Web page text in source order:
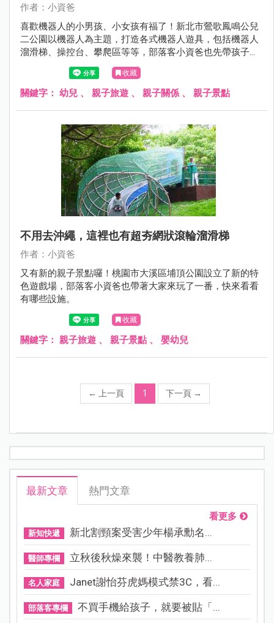
作者：小資爸
喜歡機器人的小男孩、小女孩有福了！新北市鶯歌鳳鳴公兒
二公園以機器人為主題，打造各式機器人遊具，包括機器人
溜滑梯、操控台、攀爬區等等，部落客小資爸也先帶孩子來
玩樂一番，快來看看吧～
收藏
關鍵字： 幼兒 、 親子旅遊 、 親子關係 、 親子景點
不用去沖繩，這裡也有超夯網狀滾輪溜滑梯
作者：小資爸
又有新的親子景點囉！桃園市大溪區埔頂公園設立了新的特
色遊戲場，部落客小資爸也帶著大家來玩了一番，快來看看
有哪些設施。
收藏
關鍵字： 親子旅遊 、 親子景點 、 嬰幼兒
← 上一頁 1 下一頁 →
最新文章 熱門文章
看更多
新知快遞 新北割頸案受害少年楊承勳名...
醫師專欄 立秋後秋燥來襲！中醫教養肺...
名人家庭 Janet謝怡芬虎媽模式禁3C，看...
部落客專欄 不買手機給孩子，就要被貼「...